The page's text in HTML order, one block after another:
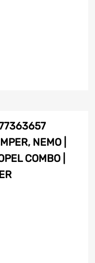
NEMO |
COMBO |